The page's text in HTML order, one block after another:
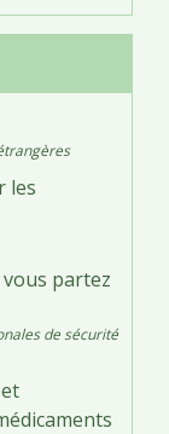
les
partez
de sécurité